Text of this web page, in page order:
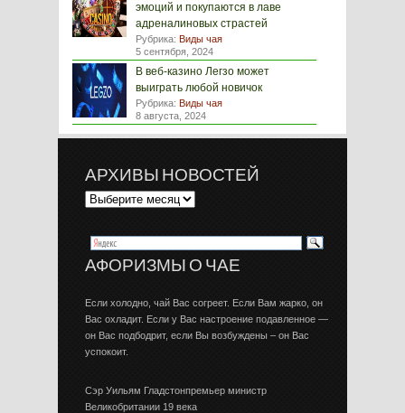
эмоций и покупаются в лаве
адреналиновых страстей
Рубрика: Виды чая
5 сентября, 2024
В веб-казино Легзо может
выиграть любой новичок
Рубрика: Виды чая
8 августа, 2024
АРХИВЫ НОВОСТЕЙ
АФОРИЗМЫ О ЧАЕ
Если холодно, чай Вас согреет. Если Вам жарко, он
Вас охладит. Если у Вас настроение подавленное —
он Вас подбодрит, если Вы возбуждены – он Вас
успокоит.
Сэр Уильям Гладстонпремьер министр
Великобритании 19 века